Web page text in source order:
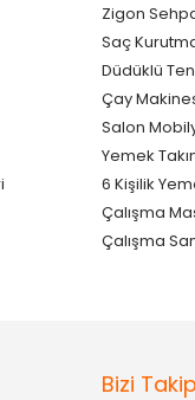
Zigon
Saç
Düdüklü
Çay
Salon
Yemek
6 Kişilik
Çalışma
Çalışma
Bizi